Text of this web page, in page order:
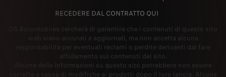
RECEDERE DAL CONTRATTO QUI
DS Automobiles cercherà di garantire che i contenuti di questo sito
web siano accurati e aggiornati, ma non accetta alcuna
responsabilità per eventuali reclami o perdite derivanti dal fare
affidamento sui contenuti del sito.
Alcune delle informazioni su questo sito potrebbero non essere
corrette a causa di modifiche ai prodotti dopo il loro lancio. Alcune